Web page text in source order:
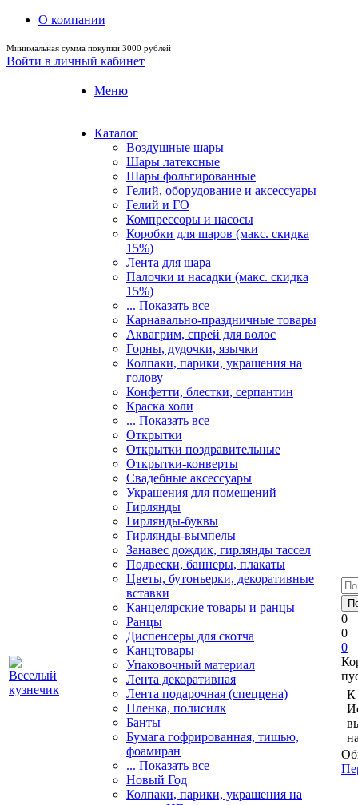
О компании
Минимальная сумма покупки 3000 рублей
Войти в личный кабинет
Меню
Каталог
Воздушные шары
Шары латексные
Шары фольгированные
Гелий, оборудование и аксессуары
Гелий и ГО
Компрессоры и насосы
Коробки для шаров (макс. скидка
15%)
Лента для шара
Палочки и насадки (макс. скидка
15%)
... Показать все
Карнавально-праздничные товары
Аквагрим, спрей для волос
Горны, дудочки, язычки
Колпаки, парики, украшения на
голову
Конфетти, блестки, серпантин
Краска холи
... Показать все
Открытки
Открытки поздравительные
Открытки-конверты
Свадебные аксессуары
Украшения для помещений
Гирлянды
Гирлянды-буквы
Гирлянды-вымпелы
Занавес дождик, гирлянды тассел
Подвески, баннеры, плакаты
Цветы, бутоньерки, декоративные
вставки
Канцелярские товары и ранцы
Ранцы
Диспенсеры для скотча
Канцтовары
Упаковочный материал
Лента декоративная
Лента подарочная (спеццена)
Пленка, полисилк
Банты
Бумага гофрированная, тишью,
фоамиран
... Показать все
Новый Год
Колпаки, парики, украшения на
0
0
0
К